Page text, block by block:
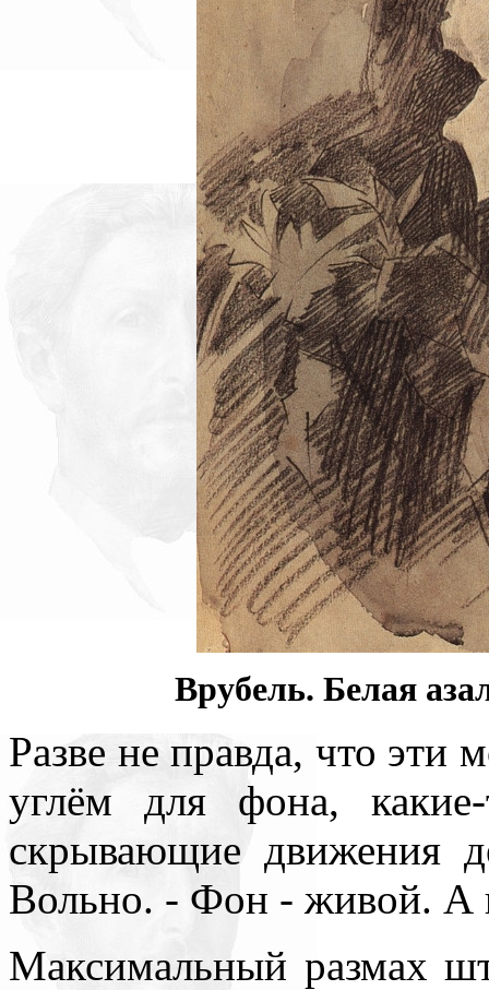
нигде уточнять и
Врубель. Белая
Разве не правда, что
углём для фона,
скрывающие движения
Вольно. - Фон - живой. А
Максимальный размах